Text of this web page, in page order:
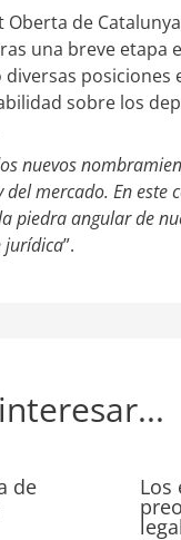
de
una breve etapa
posiciones
sobre los
nuevos
mercado. En
piedra angular de
jurídica”.
de Los